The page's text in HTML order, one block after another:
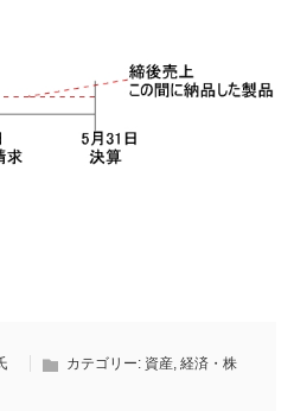
カテゴリー: 資産 経済・株